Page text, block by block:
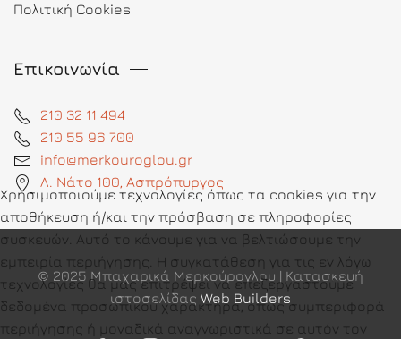
Πολιτική Cookies
Επικοινωνία
210 32 11 494
210 55 96 700
info@merkouroglou.gr
Λ. Νάτο 100, Ασπρόπυργος
© 2025 Μπαχαρικά Μερκούρογλου | Κατασκευή
ιστοσελίδας Web Builders
Χρησιμοποιούμε τεχνολογίες όπως τα cookies για την
αποθήκευση ή/και την πρόσβαση σε πληροφορίες
συσκευών. Αυτό το κάνουμε για να βελτιώσουμε την
εμπειρία περιήγησης. Η συγκατάθεση για τις εν λόγω
τεχνολογίες θα μας επιτρέψει να επεξεργαστούμε
δεδομένα προσωπικού χαρακτήρα, όπως συμπεριφορά
περιήγησης ή μοναδικά αναγνωριστικά σε αυτόν τον